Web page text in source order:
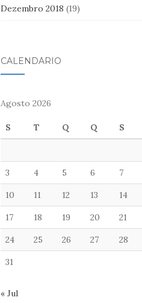
Dezembro 2018 (19)
CALENDÁRIO
Agosto 2026
S T Q Q S
3 4 5 6 7
10 11 12 13 14
17 18 19 20 21
24 25 26 27 28
31
« Jul